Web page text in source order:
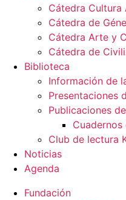
Cátedra Cultura
Cátedra de
Cátedra Arte y
Cátedra de
Biblioteca
Información de
Presentaciones
Publicaciones
Club de lectura
Noticias
Agenda
Fundación